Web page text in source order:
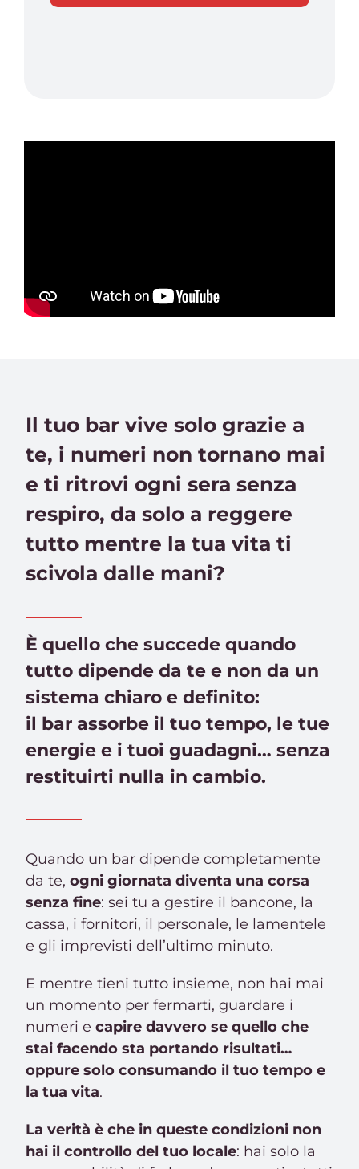
Il tuo bar vive solo grazie a
te, i numeri non tornano mai
e ti ritrovi ogni sera senza
respiro, da solo a reggere
tutto mentre la tua vita ti
scivola dalle mani?
È quello che succede quando
tutto dipende da te e non da un
sistema chiaro e definito:
il bar assorbe il tuo tempo, le tue
energie e i tuoi guadagni… senza
restituirti nulla in cambio.
Quando un bar dipende completamente
da te,ogni giornata diventa una corsa
senza fine: sei tu a gestire il bancone, la
cassa, i fornitori, il personale, le lamentele
e gli imprevisti dell’ultimo minuto.
E mentre tieni tutto insieme, non hai mai
un momento per fermarti, guardare i
numeri ecapire davvero se quello che
stai facendo sta portando risultati…
oppure solo consumando il tuo tempo e
la tua vita.
La verità è che in queste condizioni non
hai il controllo del tuo locale: hai solo la